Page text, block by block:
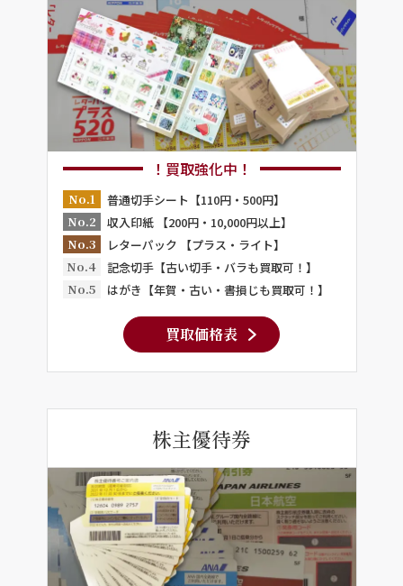
！買取強化中！
No.1
普通切手シート【110円・500円】
No.2
収入印紙 【200円・10,000円以上】
No.3
レターパック 【プラス・ライト】
No.4
記念切手【古い切手・バラも買取可！】
No.5
はがき【年賀・古い・書損じも買取可！】
買取価格表
株主優待券